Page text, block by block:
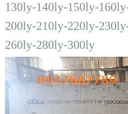
130ly-140ly-150ly-
200ly-210ly-220ly-
260ly-280ly-300ly